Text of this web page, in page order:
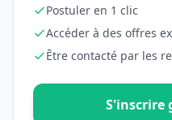
Postuler en 1 clic
Accéder à des offres
Être contacté par les
S'inscrire